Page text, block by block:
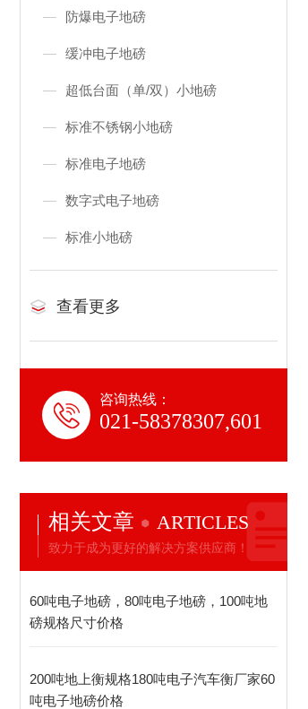
防爆电子地磅
缓冲电子地磅
超低台面（单/双）小地磅
标准不锈钢小地磅
标准电子地磅
数字式电子地磅
标准小地磅
查看更多
咨询热线：
021-58378307,601
相关文章 ARTICLES
致力于成为更好的解决方案供应商！
60吨电子地磅，80吨电子地磅，100吨地
磅规格尺寸价格
200吨地上衡规格180吨电子汽车衡厂家60
吨电子地磅价格